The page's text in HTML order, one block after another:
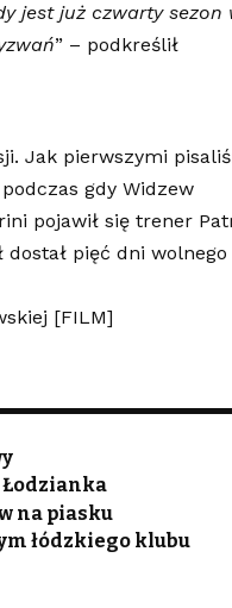
jest już czwarty sezon
” – podkreślił
Jak pierwszymi
gdy Widzew
pojawił się trener
pięć dni wolnego
[FILM]
na piasku
łódzkiego klubu